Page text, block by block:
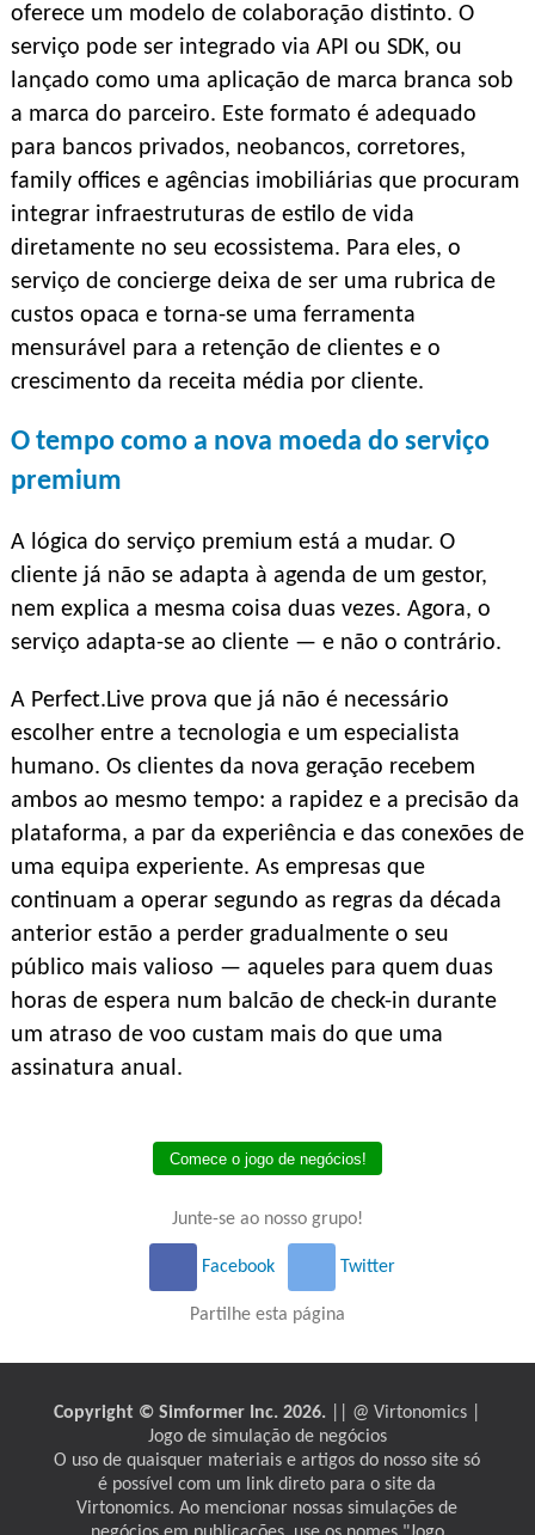
oferece um modelo de colaboração distinto. O
serviço pode ser integrado via API ou SDK, ou
lançado como uma aplicação de marca branca sob
a marca do parceiro. Este formato é adequado
para bancos privados, neobancos, corretores,
family offices e agências imobiliárias que procuram
integrar infraestruturas de estilo de vida
diretamente no seu ecossistema. Para eles, o
serviço de concierge deixa de ser uma rubrica de
custos opaca e torna-se uma ferramenta
mensurável para a retenção de clientes e o
crescimento da receita média por cliente.
O tempo como a nova moeda do serviço
premium
A lógica do serviço premium está a mudar. O
cliente já não se adapta à agenda de um gestor,
nem explica a mesma coisa duas vezes. Agora, o
serviço adapta-se ao cliente — e não o contrário.
A Perfect.Live prova que já não é necessário
escolher entre a tecnologia e um especialista
humano. Os clientes da nova geração recebem
ambos ao mesmo tempo: a rapidez e a precisão da
plataforma, a par da experiência e das conexões de
uma equipa experiente. As empresas que
continuam a operar segundo as regras da década
anterior estão a perder gradualmente o seu
público mais valioso — aqueles para quem duas
horas de espera num balcão de check-in durante
um atraso de voo custam mais do que uma
assinatura anual.
Comece o jogo de negócios!
Junte-se ao nosso grupo!
Facebook Twitter
Partilhe esta página
Copyright © Simformer Inc. 2026. || @ Virtonomics |
Jogo de simulação de negócios
O uso de quaisquer materiais e artigos do nosso site só
é possível com um link direto para o site da
Virtonomics. Ao mencionar nossas simulações de